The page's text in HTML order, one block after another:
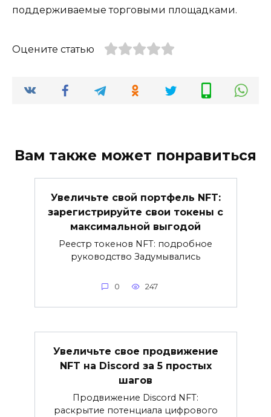
поддерживаемые торговыми площадками.
Оцените статью
Вам также может понравиться
Увеличьте свой портфель NFT:
зарегистрируйте свои токены с
максимальной выгодой
Реестр токенов NFT: подробное
руководство Задумывались
0 247
Увеличьте свое продвижение
NFT на Discord за 5 простых
шагов
Продвижение Discord NFT:
раскрытие потенциала цифрового